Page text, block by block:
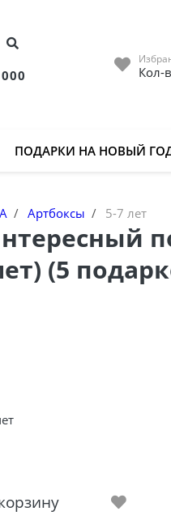
Кол-
ПОДАРКИ НА НОВЫЙ
Артбоксы 5-7 лет
(5